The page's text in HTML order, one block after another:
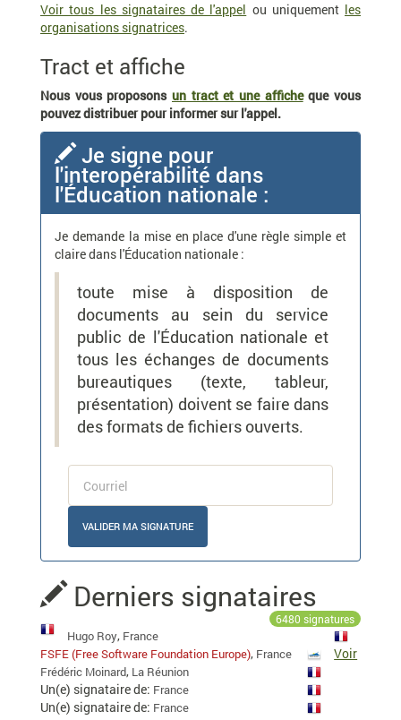
Voir tous les signataires de l'appel ou uniquement les
organisations signatrices.
Tract et affiche
Nous vous proposons un tract et une afficheque vous
pouvez distribuer pour informer sur l'appel.
Je signe pour
l'interopérabilité dans
l'Éducation nationale :
Je demande la mise en place d'une règle simple et
claire dans l'Éducation nationale :
toute mise à disposition de
documents au sein du service
public de l'Éducation nationale et
tous les échanges de documents
bureautiques (texte, tableur,
présentation) doivent se faire dans
des formats de fichiers ouverts.
Entrer
courriel
Derniers signataires
6480 signatures
Hugo Roy, France
FSFE (Free Software Foundation Europe), France
Frédéric Moinard, La Réunion
Un(e) signataire de: France
Un(e) signataire de: France
Voir